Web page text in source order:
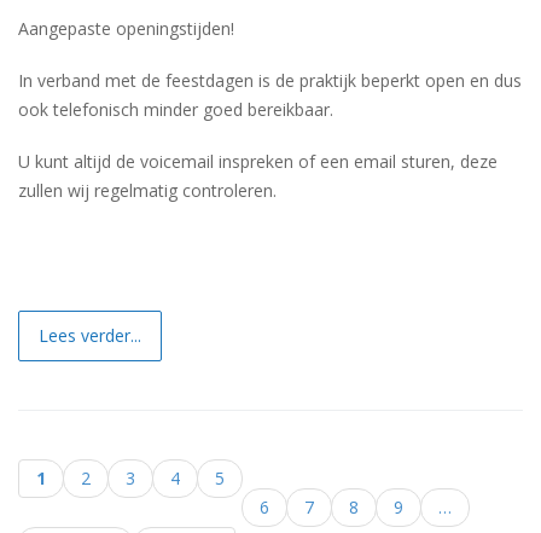
Aangepaste openingstijden!
In verband met de feestdagen is de praktijk beperkt open en dus
ook telefonisch minder goed bereikbaar.
U kunt altijd de voicemail inspreken of een email sturen, deze
zullen wij regelmatig controleren.
Lees verder...
Pagina's
1 2 3 4
5
6
7 8 9
…